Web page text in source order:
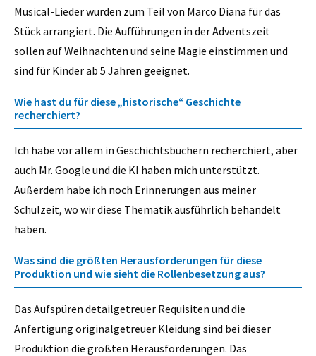
Musical-Lieder wurden zum Teil von Marco Diana für das
Stück arrangiert. Die Aufführungen in der Adventszeit
sollen auf Weihnachten und seine Magie einstimmen und
sind für Kinder ab 5 Jahren geeignet.
Wie hast du für diese „historische“ Geschichte
recherchiert?
Ich habe vor allem in Geschichtsbüchern recherchiert, aber
auch Mr. Google und die KI haben mich unterstützt.
Außerdem habe ich noch Erinnerungen aus meiner
Schulzeit, wo wir diese Thematik ausführlich behandelt
haben.
Was sind die größten Herausforderungen für diese
Produktion und wie sieht die Rollenbesetzung aus?
Das Aufspüren detailgetreuer Requisiten und die
Anfertigung originalgetreuer Kleidung sind bei dieser
Produktion die größten Herausforderungen. Das